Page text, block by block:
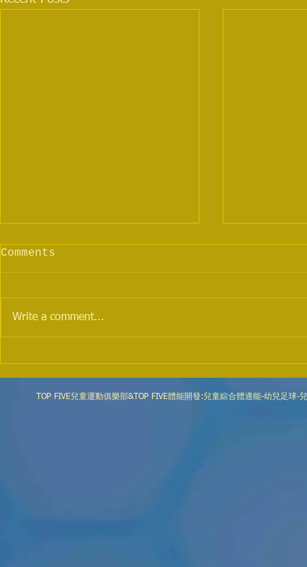
兩週年紀念
Comments
Write a comment...
TOP FIVE兒童運動俱樂部&TOP FIVE體能開發:兒童綜合體適能-幼兒足